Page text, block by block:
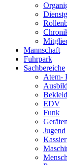
Mannschaft
Fuhrpark
Sachbereiche
Atem-
EDV
Funk
Jugend
Kassier